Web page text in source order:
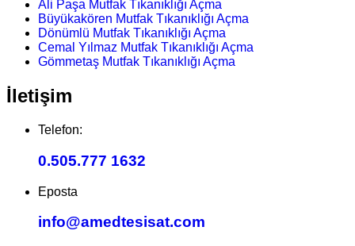
Ali Paşa Mutfak Tıkanıklığı Açma
Büyükakören Mutfak Tıkanıklığı Açma
Dönümlü Mutfak Tıkanıklığı Açma
Cemal Yılmaz Mutfak Tıkanıklığı Açma
Gömmetaş Mutfak Tıkanıklığı Açma
İletişim
Telefon:
0.505.777 1632
Eposta
info@amedtesisat.com